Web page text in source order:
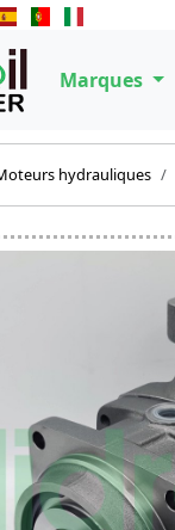
Marques
hydrauliques